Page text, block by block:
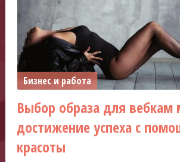
Бизнес и работа
Выбор образа для
достижение успеха с
красоты